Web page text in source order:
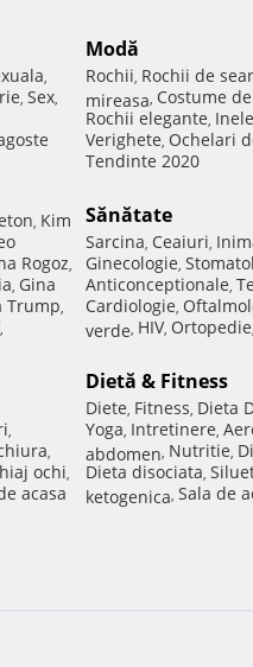
,
, Sex,
, Kim
Rogoz,
, Gina
Trump,
,
,
,
ochi,
acasa
Modă
Rochii, Rochii de
mireasa, Costume
Rochii elegante,
Verighete, Ochelari
Tendinte 2020
Sănătate
Sarcina, Ceaiuri,
Ginecologie,
Anticonceptionale,
Cardiologie,
verde, HIV, Ortopedie,
Dietă & Fitness
Diete, Fitness, Dieta
Yoga, Intretinere,
abdomen, Nutritie,
Dieta disociata,
ketogenica, Sala de